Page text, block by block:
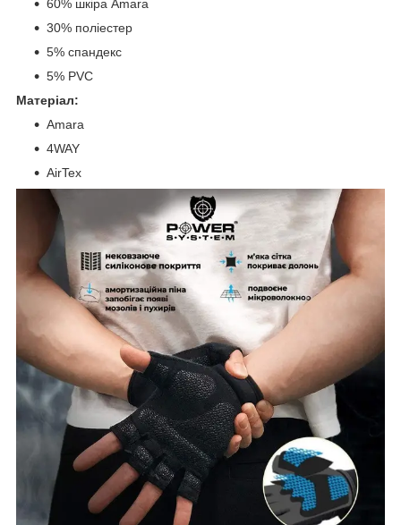
60% шкіра Amara
30% поліестер
5% спандекс
5% PVC
Матеріал:
Amara
4WAY
AirTex